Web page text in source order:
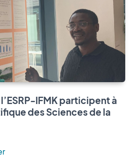
IFMK participent à
des Sciences de la